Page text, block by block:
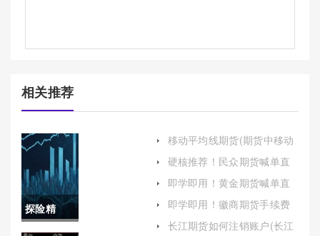
相关推荐
探险精
移动平均线期货(期货中移动
硬核推荐！民众期货喊单直
业的投资建议)
即学即用！黄金期货喊单直
哪)
即学即用！徽商期货手续费
一重要概念）
长江期货如何注销账户(长江